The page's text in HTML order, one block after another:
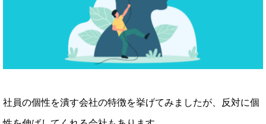
社員の個性を潰す会社の特徴を挙げてみましたが、反対に個